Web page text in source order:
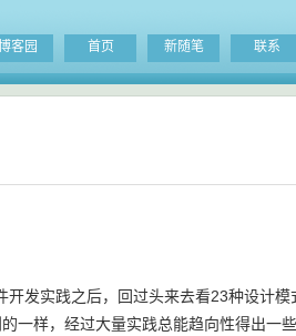
客园 首页 新随笔 联系
发实践之后，回过头来去看23种设计模
一样，经过大量实践总能趋向性得出一